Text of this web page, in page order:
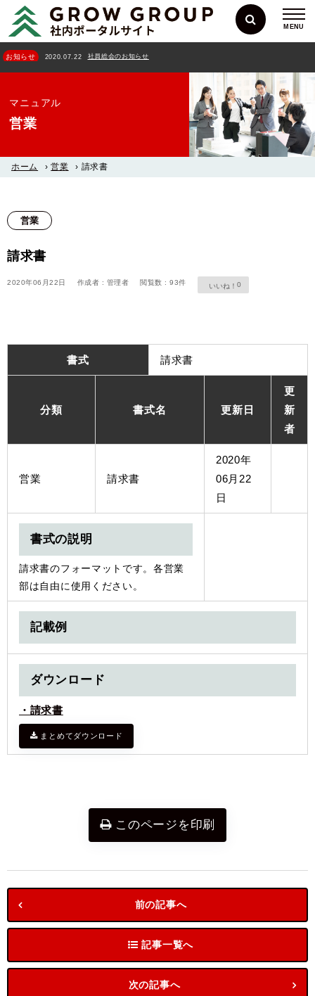
MENU
お知らせ 2020.07.22 社員総会のお知らせ
マニュアル
営業
ホーム ›営業 › 請求書
営業
請求書
2020年06月22日 作成者 : 管理者 閲覧数 : 93件 0
書式 請求書
分類 書式名 更新日
更
新
者
営業 請求書
2020年
06月22
日
書式の説明
請求書のフォーマットです。各営業
部は自由に使用ください。
記載例
ダウンロード
・請求書
まとめてダウンロード
このページを印刷
前の記事へ
記事一覧へ
次の記事へ